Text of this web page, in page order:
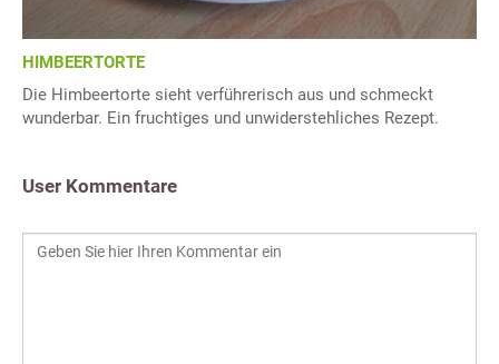
HIMBEERTORTE
Die Himbeertorte sieht verführerisch aus und schmeckt
wunderbar. Ein fruchtiges und unwiderstehliches Rezept.
User Kommentare